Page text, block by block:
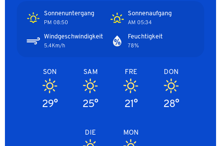
Sonnenaufgang
05:34 AM
Sonnenuntergang
08:50 PM
Feuchtigkeit
78%
Windgeschwindigkeit
5.4Km/h
DON
28°
FRE
21°
SAM
25°
SON
29°
MON
DIE